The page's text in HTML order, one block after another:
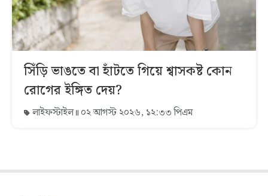
সিঁড়ি ভাঙতে বা হাঁটতে গিয়ে শ্বাসকষ্ট কোন
রোগের ইঙ্গিত দেয়?
লাইফস্টাইল ০২ আগস্ট ২০২৬, ১২:৩৩ পিএম